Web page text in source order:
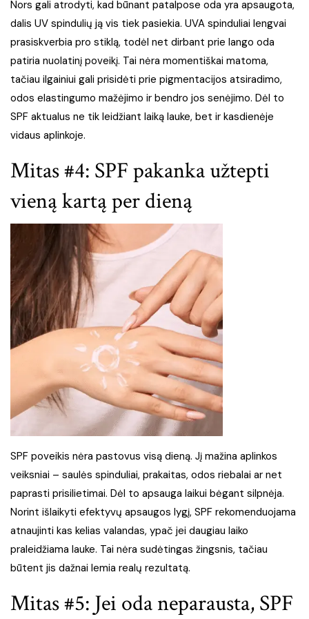
Nors gali atrodyti, kad būnant patalpose oda yra apsaugota,
dalis UV spindulių ją vis tiek pasiekia. UVA spinduliai lengvai
prasiskverbia pro stiklą, todėl net dirbant prie lango oda
patiria nuolatinį poveikį. Tai nėra momentiškai matoma,
tačiau ilgainiui gali prisidėti prie pigmentacijos atsiradimo,
odos elastingumo mažėjimo ir bendro jos senėjimo. Dėl to
SPF aktualus ne tik leidžiant laiką lauke, bet ir kasdienėje
vidaus aplinkoje.
Mitas #4: SPF pakanka užtepti
vieną kartą per dieną
SPF poveikis nėra pastovus visą dieną. Jį mažina aplinkos
veiksniai – saulės spinduliai, prakaitas, odos riebalai ar net
paprasti prisilietimai. Dėl to apsauga laikui bėgant silpnėja.
Norint išlaikyti efektyvų apsaugos lygį, SPF rekomenduojama
atnaujinti kas kelias valandas, ypač jei daugiau laiko
praleidžiama lauke. Tai nėra sudėtingas žingsnis, tačiau
būtent jis dažnai lemia realų rezultatą.
Mitas #5: Jei oda neparausta, SPF